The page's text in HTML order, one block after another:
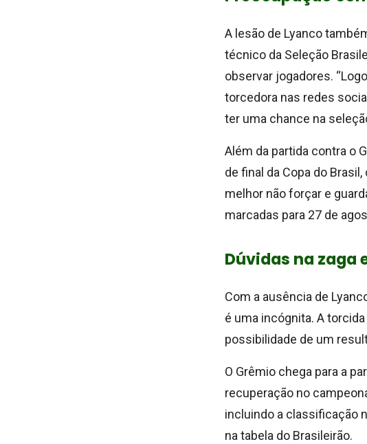
A lesão de Lyanco
técnico da Seleção
observar jogadores.
torcedora nas redes
ter uma chance na
Além da partida contra o
de final da Copa do
melhor não forçar e
marcadas para 27 de
Dúvidas na zaga
Com a ausência de
é uma incógnita. A
possibilidade de um
O Grêmio chega para a
recuperação no
incluindo a classificação
na tabela do Brasileirão.